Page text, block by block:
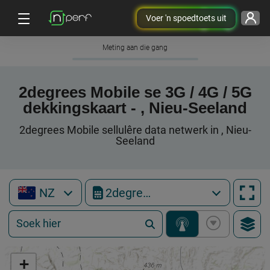
Voer 'n spoedtoets uit
Meting aan die gang
2degrees Mobile se 3G / 4G / 5G
dekkingskaart - , Nieu-Seeland
2degrees Mobile sellulêre data netwerk in , Nieu-
Seeland
NZ 2degrees Mobile
+